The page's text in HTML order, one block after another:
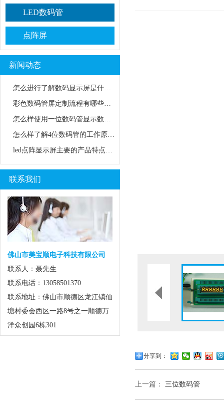
LED数码管
点阵屏
新闻动态
怎么进行了解数码显示屏是什么？
彩色数码管屏定制流程有哪些步骤？
怎么样使用一位数码管显示数字？
怎么样了解4位数码管的工作原理？
led点阵显示屏主要的产品特点是什么？
联系我们
佛山市美宝顺电子科技有限公司
联系人：聂先生
联系电话：13058501370
联系地址：佛山市顺德区龙江镇仙
塘村委会西区一路8号之一顺德万
洋众创园6栋301
分享到：
上一篇： 三位数码管